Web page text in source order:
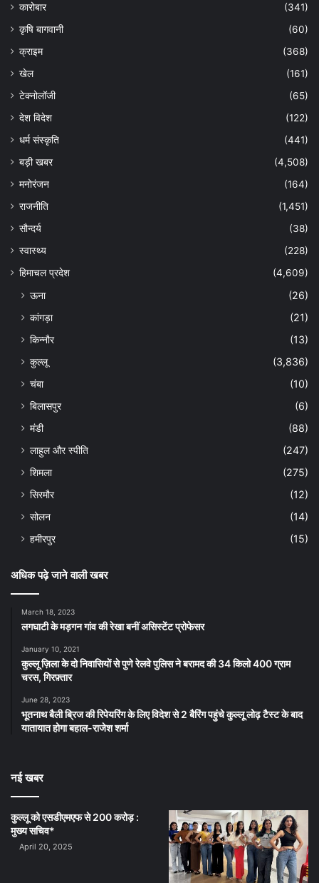
कारोबार
(341)
कृषि बागवानी
(60)
क्राइम
(368)
खेल
(161)
टेक्नोलॉजी
(65)
देश विदेश
(122)
धर्म संस्कृति
(441)
बड़ी खबर
(4,508)
मनोरंजन
(164)
राजनीति
(1,451)
सौन्दर्य
(38)
स्वास्थ्य
(228)
हिमाचल प्रदेश
(4,609)
ऊना
(26)
कांगड़ा
(21)
किन्नौर
(13)
कुल्लू
(3,836)
चंबा
(10)
बिलासपुर
(6)
मंडी
(88)
लाहुल और स्पीति
(247)
शिमला
(275)
सिरमौर
(12)
सोलन
(14)
हमीरपुर
(15)
अधिक पढ़े जाने वाली खबर
March 18, 2023
लगघाटी के मड़गन गांव की रेखा बनीं असिस्टेंट प्रोफेसर
January 10, 2021
कुल्लू ज़िला के दो निवासियों से पुणे रेलवे पुलिस ने बरामद की 34 किलो 400 ग्राम
चरस, गिरफ़्तार
June 28, 2023
भूतनाथ बैली ब्रिज की रिपेयरिंग के लिए विदेश से 2 बैरिंग पहुंचे कुल्लू लोढ़ टैस्ट के बाद
यातायात होगा बहाल-राजेश शर्मा
नई खबर
कुल्लू को एसडीएमएफ से 200 करोड़ :
मुख्य सचिव*
April 20, 2025